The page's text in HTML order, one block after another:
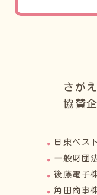
さが
協賛
日東ベス
一般財団
後藤電子
角田商事